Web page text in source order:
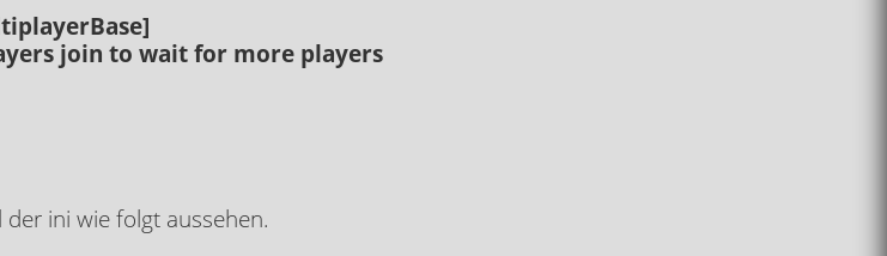
join to wait for more players
ini wie folgt aussehen.